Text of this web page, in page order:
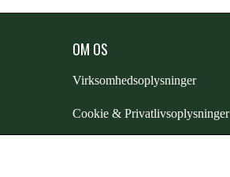
OM OS
Virksomhedsoplysninger
Cookie & Privatlivsoplysninger